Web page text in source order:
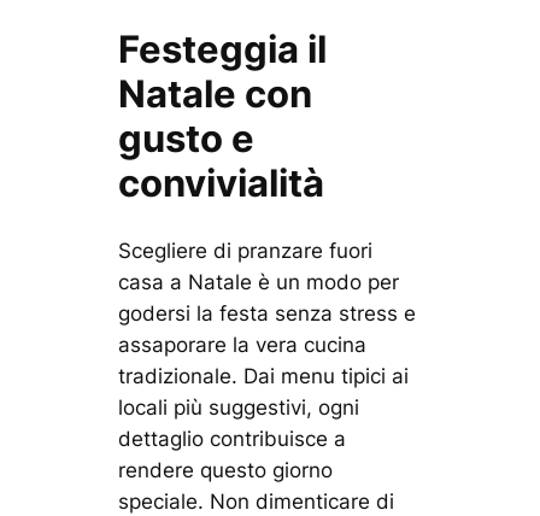
Festeggia il
Natale con
gusto e
convivialità
Scegliere di pranzare fuori
casa a Natale è un modo per
godersi la festa senza stress e
assaporare la vera cucina
tradizionale. Dai menu tipici ai
locali più suggestivi, ogni
dettaglio contribuisce a
rendere questo giorno
speciale. Non dimenticare di